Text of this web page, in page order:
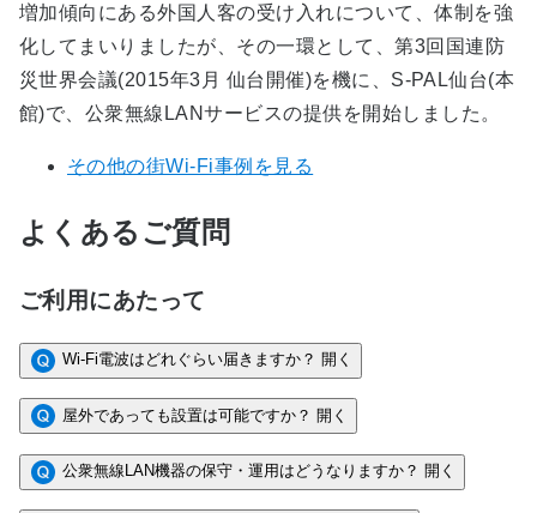
増加傾向にある外国人客の受け入れについて、体制を強
化してまいりましたが、その一環として、第3回国連防
災世界会議(2015年3月 仙台開催)を機に、S-PAL仙台(本
館)で、公衆無線LANサービスの提供を開始しました。
その他の街Wi-Fi事例を見る
よくあるご質問
ご利用にあたって
Wi-Fi電波はどれぐらい届きますか？ 開く
屋外であっても設置は可能ですか？ 開く
公衆無線LAN機器の保守・運用はどうなりますか？ 開く